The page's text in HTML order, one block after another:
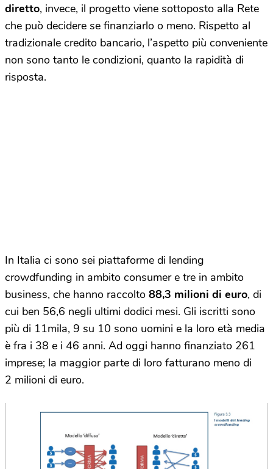
diretto, invece, il progetto viene sottoposto alla Rete
che può decidere se finanziarlo o meno. Rispetto al
tradizionale credito bancario, l’aspetto più conveniente
non sono tanto le condizioni, quanto la rapidità di
risposta.
In Italia ci sono sei piattaforme di lending
crowdfunding in ambito consumer e tre in ambito
business, che hanno raccolto 88,3 milioni di euro, di
cui ben 56,6 negli ultimi dodici mesi. Gli iscritti sono
più di 11mila, 9 su 10 sono uomini e la loro età media
è fra i 38 e i 46 anni. Ad oggi hanno finanziato 261
imprese; la maggior parte di loro fatturano meno di
2 milioni di euro.